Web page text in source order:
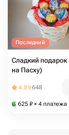
Последний
Сладкий подарок (подарок
на Пасху)
4.89648
625 ₽ × 4 платежа